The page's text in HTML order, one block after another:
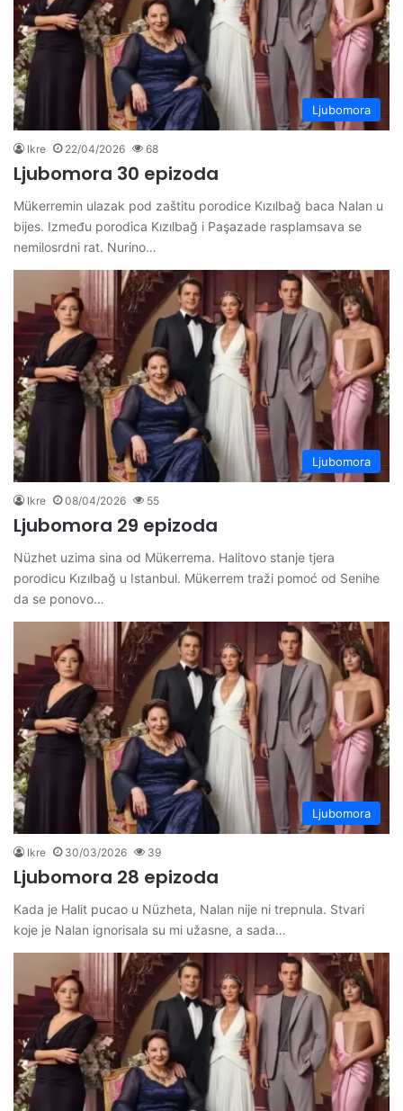
Ljubomora
Ikre 22/04/2026 68
Ljubomora 30 epizoda
Mükerremin ulazak pod zaštitu porodice Kızılbağ baca Nalan u
bijes. Između porodica Kızılbağ i Paşazade rasplamsava se
nemilosrdni rat. Nurino…
Ljubomora
Ikre 08/04/2026 55
Ljubomora 29 epizoda
Nüzhet uzima sina od Mükerrema. Halitovo stanje tjera
porodicu Kızılbağ u Istanbul. Mükerrem traži pomoć od Senihe
da se ponovo…
Ljubomora
Ikre 30/03/2026 39
Ljubomora 28 epizoda
Kada je Halit pucao u Nüzheta, Nalan nije ni trepnula. Stvari
koje je Nalan ignorisala su mi užasne, a sada…